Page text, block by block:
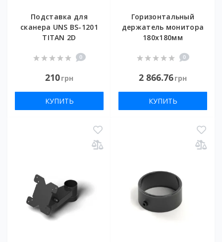
Подставка для
сканера UNS BS-1201
TITAN 2D
0
210грн
КУПИТЬ
Горизонтальный
держатель монитора
180х180мм
0
2 866.76грн
КУПИТЬ